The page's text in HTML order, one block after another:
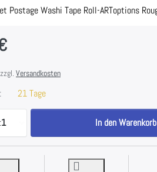
Postage Washi Tape Roll-ARToptions
Versandkosten
21 Tage
1
49 And Market Postage Washi
In den Warenkorb